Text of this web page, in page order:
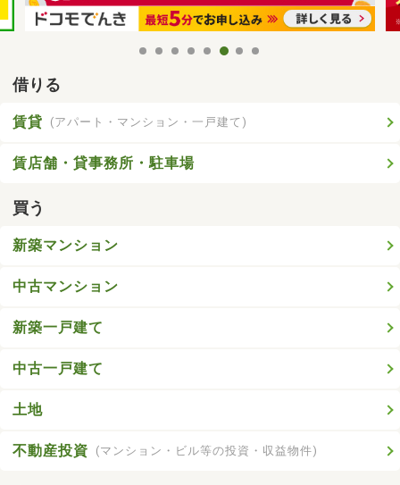
借りる
賃貸 (アパート・マンション・一戸建て)
賃店舗・貸事務所・駐車場
買う
新築マンション
中古マンション
新築一戸建て
中古一戸建て
土地
不動産投資 (マンション・ビル等の投資・収益物件)